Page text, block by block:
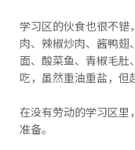
学习区的伙食也很不错
肉、辣椒炒肉、酱鸭翅
面、酸菜鱼、青椒毛肚
吃，虽然重油重盐，但
在没有劳动的学习区里
准备。